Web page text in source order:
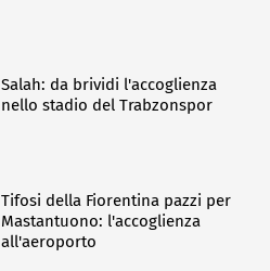
Salah: da brividi l'accoglienza
nello stadio del Trabzonspor
Tifosi della Fiorentina pazzi per
Mastantuono: l'accoglienza
all'aeroporto